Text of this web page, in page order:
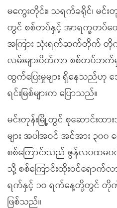
မကွေးတိုင်း၊ သရက်ခရိုင်၊ မင်း
တွင် စစ်တပ်နှင့် အာရက္ခတပ်တေ
အကြား သုံးရက်ဆက်တိုက် တိုက်ပွဲမ
လမ်းများပိတ်ကာ စစ်တပ်ဘက်
ထွက်ပြေးမှုများ ရှိနေသည်ဟု
ရင်းမြစ်များက ပြောသည်။
မင်းတုန်းမြို့တွင် စုဆောင်းထ
များ အပါအဝင် အင်အား ၃၀၀
စစ်ကြောင်းသည် ဇွန်လပထမ
သို့ စစ်ကြောင်းထိုးဝင်ရောက်
ရက်နှင့် ၁၀ ရက်နေ့တို့တွင် တိုက်ပွဲ
ဖြစ်သည်။